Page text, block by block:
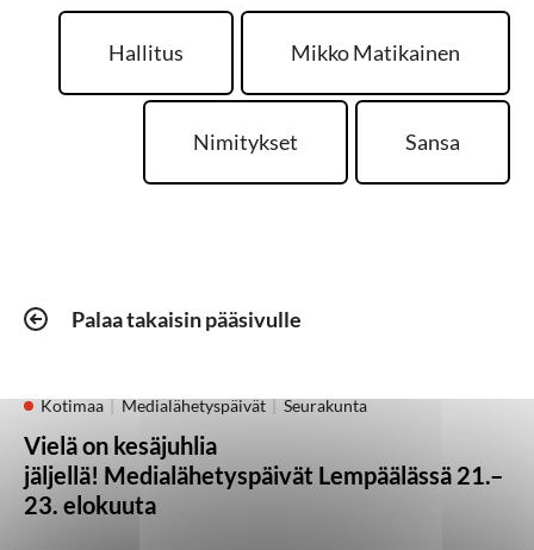
Hallitus Mikko Matikainen
Nimitykset Sansa
Palaa takaisin pääsivulle
Kotimaa Medialähetyspäivät Seurakunta
Vielä on kesäjuhlia
jäljellä! Medialähetyspäivät Lempäälässä 21.–
23. elokuuta